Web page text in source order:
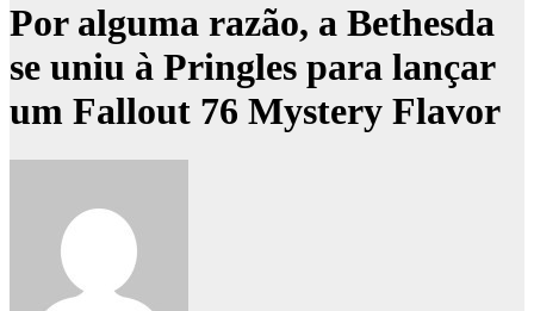
Por alguma razão, a Bethesda
se uniu à Pringles para lançar
um Fallout 76 Mystery Flavor